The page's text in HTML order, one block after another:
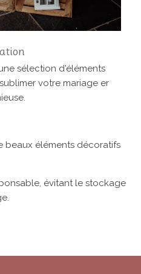
sélection d'éléments
votre mariage er
beaux éléments décoratifs
évitant le stockage